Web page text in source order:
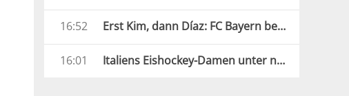
16:52 Erst Kim, dann Díaz: FC Bayern besiegt Aston Villa
16:01 Italiens Eishockey-Damen unter neuer Führung